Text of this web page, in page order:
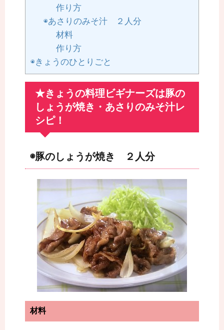
作り方
◉あさりのみそ汁 ２人分
材料
作り方
◉きょうのひとりごと
★きょうの料理ビギナーズは豚の
しょうが焼き・あさりのみそ汁レ
シピ！
◉豚のしょうが焼き ２人分
材料